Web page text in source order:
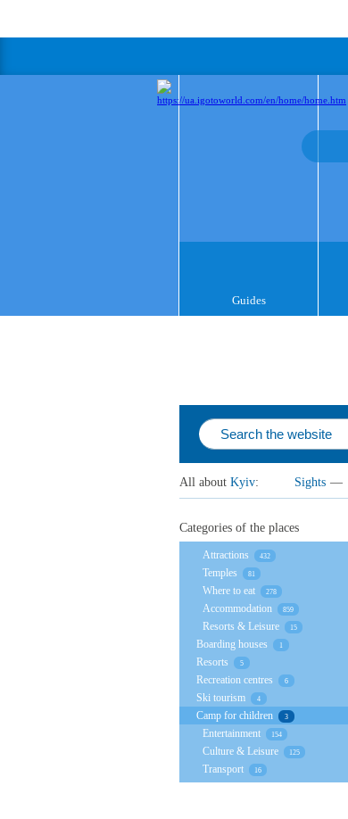
Guides
All about Kyiv: Sights —
Categories of the places
Attractions 432
Temples 81
Where to eat 278
Accommodation 859
Resorts & Leisure 15
Boarding houses 1
Resorts 5
Recreation centres 6
Ski tourism 4
Camp for children 3
Entertainment 154
Culture & Leisure 125
Transport 16